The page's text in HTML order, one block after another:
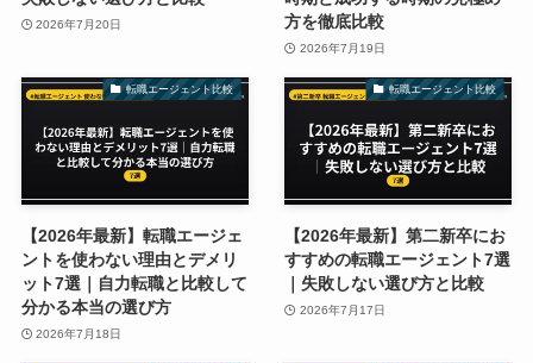
2026年7月20日
方を徹底比較
2026年7月19日
転職エージェント比較
【2026年最新】転職エージェ
ントを使わない理由とデメリ
ット7選｜自力転職と比較して
分かる本当の選び方
2026年7月18日
転職エージェント比較
【2026年最新】第二新卒にお
すすめの転職エージェント7選
｜失敗しない選び方と比較
2026年7月17日